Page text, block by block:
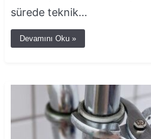
sürede teknik…
Devamını Oku »